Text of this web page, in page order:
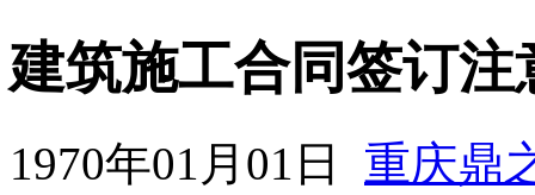
建筑施工合同签订
1970年01月01日 重庆鼎